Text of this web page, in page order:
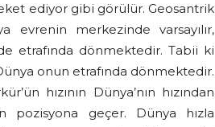
ediyor gibi görülür. Geosantrik
evrenin merkezinde varsayılır,
etrafında dönmektedir. Tabii ki
onun etrafında dönmektedir.
hızının Dünya’nın hızından
pozisyona geçer. Dünya hızla